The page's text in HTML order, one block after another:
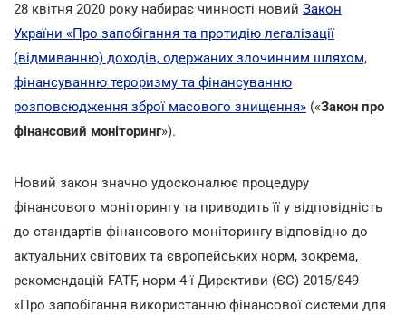
28 квітня 2020 року набирає чинності новий Закон
України «Про запобігання та протидію легалізації
(відмиванню) доходів, одержаних злочинним шляхом,
фінансуванню тероризму та фінансуванню
розповсюдження зброї масового знищення» («Закон про
фінансовий моніторинг»).
Новий закон значно удосконалює процедуру
фінансового моніторингу та приводить її у відповідність
до стандартів фінансового моніторингу відповідно до
актуальних світових та європейських норм, зокрема,
рекомендацій FATF, норм 4-ї Директиви (ЄС) 2015/849
«Про запобігання використанню фінансової системи для